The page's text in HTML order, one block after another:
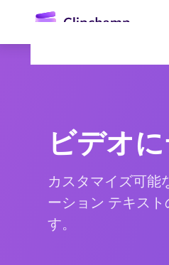
ビデオ
カスタマイズ可能
ーション テキス
す。